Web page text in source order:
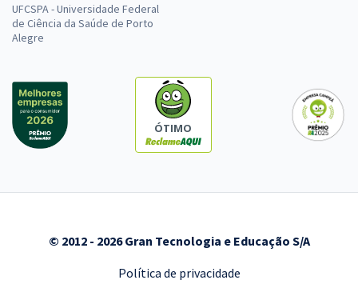
UFCSPA - Universidade Federal
de Ciência da Saúde de Porto
Alegre
ÓTIMO
© 2012 - 2026 Gran Tecnologia e Educação S/A
Política de privacidade